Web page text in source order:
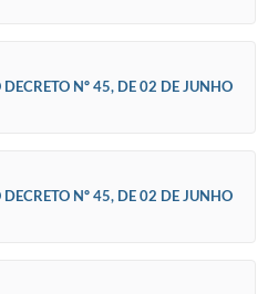
Nº 45, DE 02 DE JUNHO
Nº 45, DE 02 DE JUNHO